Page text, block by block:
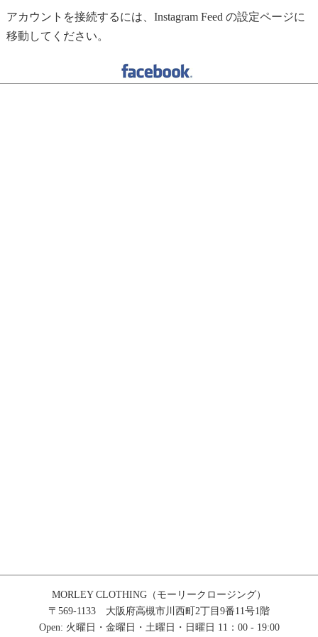
アカウントを接続するには、Instagram Feed の設定ページに
移動してください。
MORLEY CLOTHING（モーリークロージング）
〒569-1133 大阪府高槻市川西町2丁目9番11号1階
Open: 火曜日・金曜日・土曜日・日曜日 11：00 - 19:00